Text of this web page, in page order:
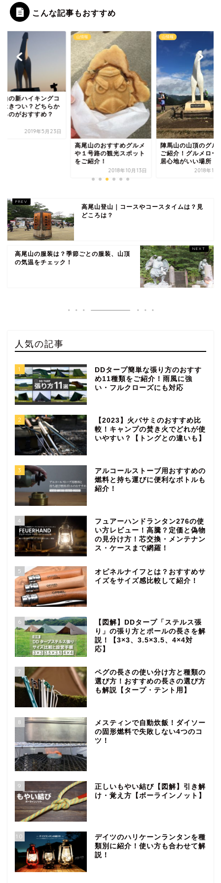
こんな記事もおすすめ
山の新ハイキングコ
はきつい？どちらか
るのがおすすめ？
2019年5月23日
山情報
高尾山のおすすめグルメ
や１号路の観光スポット
をご紹介！
2018年10月13日
山情報
陣馬山の山頂のグル
ご紹介！グルメロー
居心地がいい場所！
2018年10
高尾山登山｜コースやコースタイムは？見
どころは？
高尾山の服装は？季節ごとの服装、山頂
の気温をチェック！
人気の記事
1
DDタープ簡単な張り方のおすす
め11種類をご紹介！雨風に強
い・フルクローズにも対応
2
【2023】火バサミのおすすめ比
較！キャンプの焚き火でどれが使
いやすい？【トングとの違いも】
3
アルコールストーブ用おすすめの
燃料と持ち運びに便利なボトルも
紹介！
4
フュアーハンドランタン276の使
い方レビュー！高騰？定価と偽物
の見分け方！芯交換・メンテナン
ス・ケースまで網羅！
5
オピネルナイフとは？おすすめサ
イズをサイズ感比較して紹介！
6
【図解】DDタープ「ステルス張
り」の張り方とポールの長さを解
説！【3×3、3.5×3.5、4×4対
応】
7
ペグの長さの使い分け方と種類の
選び方！おすすめの長さの選び方
も解説【タープ・テント用】
8
メスティンで自動炊飯！ダイソー
の固形燃料で失敗しない4つのコ
ツ！
9
正しいもやい結び【図解】引き解
け・覚え方【ボーラインノット】
10
デイツのハリケーンランタンを種
類別に紹介！使い方も合わせて解
説！